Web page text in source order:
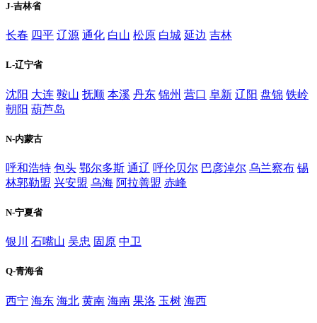
J-吉林省
长春 四平 辽源 通化 白山 松原 白城 延边 吉林
L-辽宁省
沈阳 大连 鞍山 抚顺 本溪 丹东 锦州 营口 阜新 辽阳 盘锦 铁岭
朝阳 葫芦岛
N-内蒙古
呼和浩特 包头 鄂尔多斯 通辽 呼伦贝尔 巴彦淖尔 乌兰察布 锡
林郭勒盟 兴安盟 乌海 阿拉善盟 赤峰
N-宁夏省
银川 石嘴山 吴忠 固原 中卫
Q-青海省
西宁 海东 海北 黄南 海南 果洛 玉树 海西